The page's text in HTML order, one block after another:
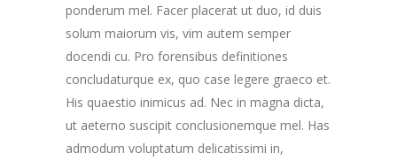
ponderum mel. Facer placerat ut duo, id duis
solum maiorum vis, vim autem semper
docendi cu. Pro forensibus definitiones
concludaturque ex, quo case legere graeco et.
His quaestio inimicus ad. Nec in magna dicta,
ut aeterno suscipit conclusionemque mel. Has
admodum voluptatum delicatissimi in,